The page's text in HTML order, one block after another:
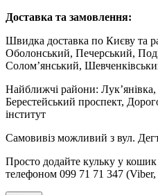
Доставка та замовлення:
Швидка доставка по Києву та
Оболонський, Печерський,
Солом’янський,
Найближчі райони:
Берестейський проспект,
інститут
Самовивіз можливий з вул.
Просто додайте кульку у
телефоном 099 71 71 347